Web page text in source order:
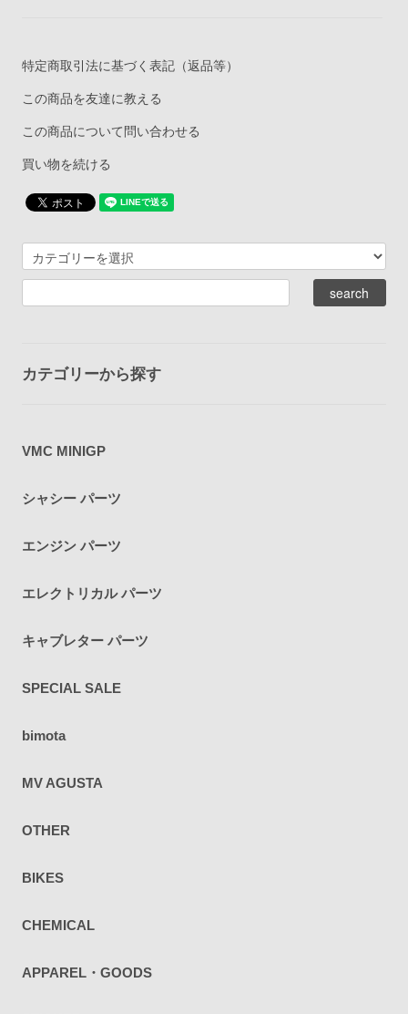
特定商取引法に基づく表記（返品等）
この商品を友達に教える
この商品について問い合わせる
買い物を続ける
カテゴリーから探す
VMC MINIGP
シャシー パーツ
エンジン パーツ
エレクトリカル パーツ
キャブレター パーツ
SPECIAL SALE
bimota
MV AGUSTA
OTHER
BIKES
CHEMICAL
APPAREL・GOODS